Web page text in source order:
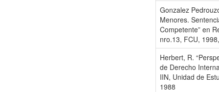
Gonzalez
Menores.
Competente” en
nro.13, FCU,
Herbert, R.
de Derecho
IIN, Unidad de
1988